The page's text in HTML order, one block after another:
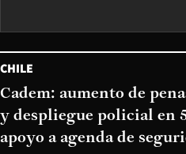
CHILE
Cadem: aumento de
y despliegue policial en
apoyo a agenda de